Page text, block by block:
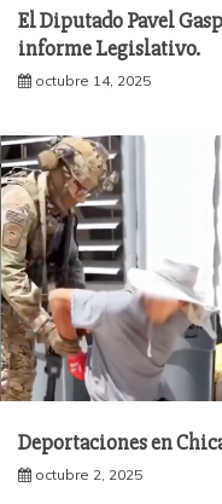
El Diputado Pavel
informe Legislativo.
octubre 14, 2025
Deportaciones en
octubre 2, 2025